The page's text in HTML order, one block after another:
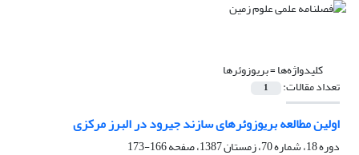
کلیدواژه‌ها =بریوزوئرها
تعداد مقالات: 1
اولین مطالعه بریوزوئرهای سازند جیرود در البرز مرکزی
دوره 18، شماره 70، زمستان 1387، صفحه
166-173